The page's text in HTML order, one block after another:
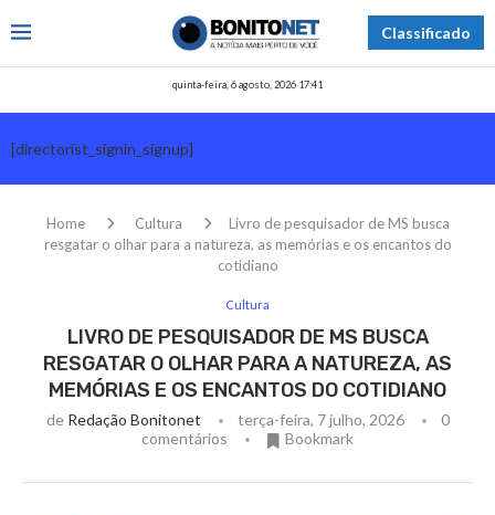
Classificado
quinta-feira, 6 agosto, 2026 17:41
[directorist_signin_signup]
Home Cultura
Livro de pesquisador de MS busca
resgatar o olhar para a natureza, as memórias e os encantos do
cotidiano
Cultura
LIVRO DE PESQUISADOR DE MS BUSCA
RESGATAR O OLHAR PARA A NATUREZA, AS
MEMÓRIAS E OS ENCANTOS DO COTIDIANO
de Redação Bonitonet terça-feira, 7 julho, 2026
0
comentários
Bookmark